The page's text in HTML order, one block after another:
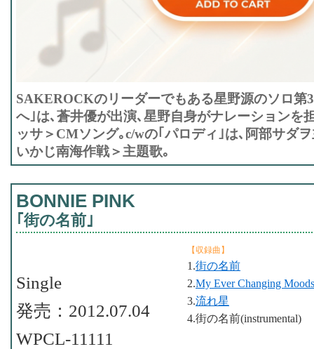
SAKEROCKのリーダーでもある星野源のソロ第
へ｣は､蒼井優が出演､星野自身がナレーションを
ッサ＞CMソング｡c/wの｢パロディ｣は､阿部サダ
いかじ南海作戦＞主題歌｡
BONNIE PINK
｢街の名前｣
【収録曲】
1.街の名前
2.My Ever Changing Moods
3.流れ星
4.街の名前(instrumental)
Single
発売：2012.07.04
WPCL-11111